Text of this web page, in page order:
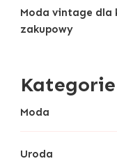
Moda vintage dla
zakupowy
Kategorie
Moda
Uroda